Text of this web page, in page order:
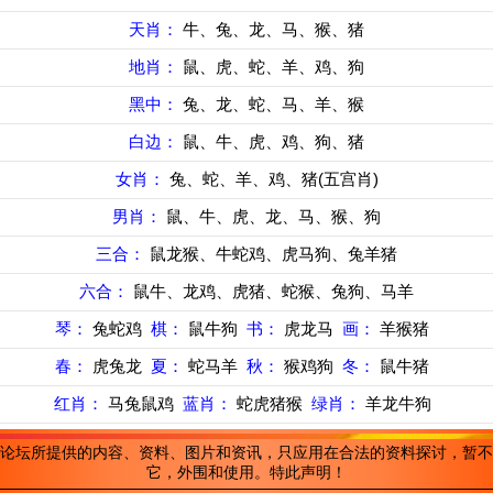
天肖： 牛、兔、龙、马、猴、猪
地肖： 鼠、虎、蛇、羊、鸡、狗
黑中： 兔、龙、蛇、马、羊、猴
白边： 鼠、牛、虎、鸡、狗、猪
女肖： 兔、蛇、羊、鸡、猪(五宫肖)
男肖： 鼠、牛、虎、龙、马、猴、狗
三合： 鼠龙猴、牛蛇鸡、虎马狗、兔羊猪
六合： 鼠牛、龙鸡、虎猪、蛇猴、兔狗、马羊
琴： 兔蛇鸡 棋： 鼠牛狗 书： 虎龙马 画： 羊猴猪
春：
虎兔龙 夏： 蛇马羊 秋： 猴鸡狗 冬： 鼠牛猪
红肖： 马兔鼠鸡 蓝肖： 蛇虎猪猴 绿肖： 羊龙牛狗
坛所提供的内容、资料、图片和资讯，只应用在合法的资料探讨，暂
它，外围和使用。特此声明！